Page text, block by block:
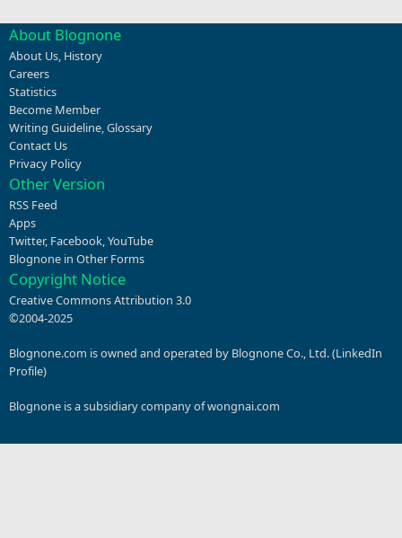
About Blognone
About Us, History
Careers
Statistics
Become Member
Writing Guideline,Glossary
Contact Us
Privacy Policy
Other Version
RSS Feed
Apps
Twitter, Facebook,YouTube
Blognone in Other Forms
Copyright Notice
Creative Commons Attribution 3.0
©2004-2025
Blognone.com is owned and operated by Blognone Co., Ltd. (LinkedIn
Profile)
Blognone is a subsidiary company ofwongnai.com